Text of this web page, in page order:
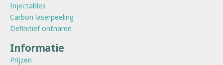
Injectables
Carbon laserpeeling
Definitief ontharen
Informatie
Prijzen